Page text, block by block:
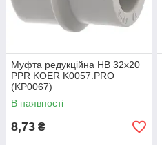
Муфта редукційна НB 32x20
PPR KOER K0057.PRO
(KP0067)
В наявності
8,73 ₴